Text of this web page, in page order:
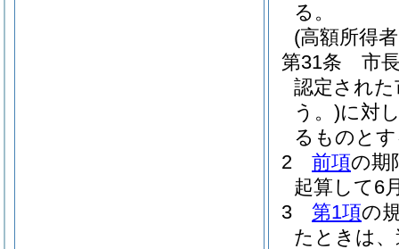
る。
(高額所得
第31条
市
認定され
う。)に対
るものと
2
前項の期
起算して6
3
第1項の
たときは